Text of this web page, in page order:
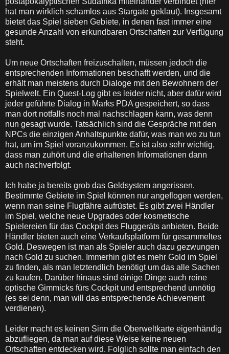
hat man wirklich schamlos aus Stargate geklaut). Insgesamt
bietet das Spiel sieben Gebiete, in denen fast immer eine
gesunde Anzahl von erkundbaren Ortschaften zur Verfügung
steht.
Um neue Ortschaften freizuschalten, müssen jedoch die
entsprechenden Informationen beschafft werden, und die
erhält man meistens durch Dialoge mit den Bewohnern der
Spielwelt. Ein Quest-Log gibt es leider nicht, aber dafür wird
jeder geführte Dialog in Marks PDA gespeichert, so dass
man dort notfalls noch mal nachschlagen kann, was denn
nun gesagt wurde. Tatsächlich sind die Gespräche mit den
NPCs die einzigen Anhaltspunkte dafür, was man wo zu tun
hat, um im Spiel voranzukommen. Es ist also sehr wichtig,
dass man zuhört und die erhaltenen Informationen dann
auch nachverfolgt.
Ich habe ja bereits grob das Geldsystem angerissen.
Bestimmte Gebiete im Spiel können nur angeflogen werden,
wenn man seine Flugfähre aufrüstet. Es gibt zwei Händler
im Spiel, welche neue Upgrades oder kosmetische
Spielereien für das Cockpit des Fluggeräts anbieten. Beide
Händler bieten auch eine Verkaufsplatform für gesammeltes
Gold. Deswegen ist man als Spieler auch dazu gezwungen
nach Gold zu suchen. Immerhin gibt es mehr Gold im Spiel
zu finden, als man letztendlich benötigt um das alle Sachen
zu kaufen. Darüber hinaus sind einige Dinge auch reine
optische Gimmicks fürs Cockpit und entsprechend unnötig
(es sei denn, man will das entsprechende Achievement
verdienen).
Leider macht es keinen Sinn die Oberweltkarte eigenhändig
abzufliegen, da man auf diese Weise keine neuen
Ortschaften entdecken wird. Folglich sollte man einfach den